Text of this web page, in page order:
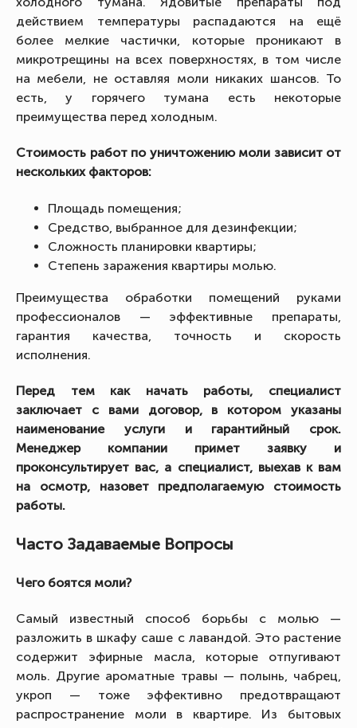
действием температуры распадаются на ещё
более мелкие частички, которые проникают в
микротрещины на всех поверхностях, в том числе
на мебели, не оставляя моли никаких шансов. То
есть, у горячего тумана есть некоторые
преимущества перед холодным.
Стоимость работ по уничтожению моли зависит от
нескольких факторов:
Площадь помещения;
Средство, выбранное для дезинфекции;
Сложность планировки квартиры;
Степень заражения квартиры молью.
Преимущества обработки помещений руками
профессионалов — эффективные препараты,
гарантия качества, точность и скорость
исполнения.
Перед тем как начать работы, специалист
заключает с вами договор, в котором указаны
наименование услуги и гарантийный срок.
Менеджер компании примет заявку и
проконсультирует вас, а специалист, выехав к вам
на осмотр, назовет предполагаемую стоимость
работы.
Часто Задаваемые Вопросы
Чего боятся моли?
Самый известный способ борьбы с молью —
разложить в шкафу саше с лавандой. Это растение
содержит эфирные масла, которые отпугивают
моль. Другие ароматные травы — полынь, чабрец,
укроп — тоже эффективно предотвращают
распространение моли в квартире. Из бытовых